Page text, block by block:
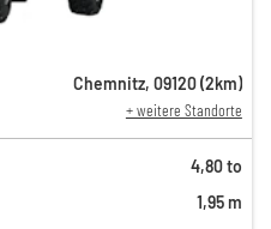
Chemnitz, 09120(2km)
+ weitere Standorte
4,80 to
1,95 m